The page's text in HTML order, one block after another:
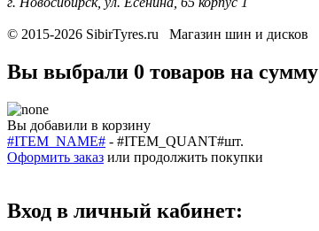
© 2015-2026 SibirTyres.ru Магазин шин и дисков
Вы выбрали 0 товаров на сумму
Вы добавили в корзину
#ITEM_NAME# - #ITEM_QUANT#шт.
Оформить заказ или продолжить покупки
Вход в личный кабинет: